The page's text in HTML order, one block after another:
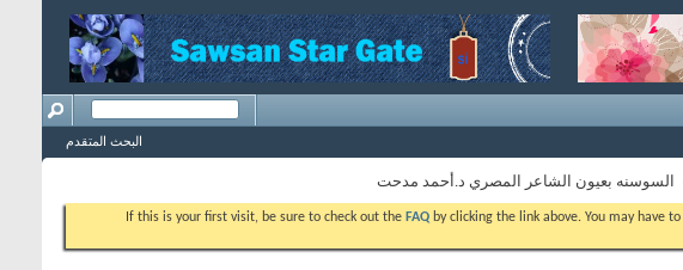
البحث المتقدم
السوسنه بعيون الشاعر المصري د.أحمد مدحت
If this is your first visit, be sure to check out the FAQ by clicking the link above. You may have to